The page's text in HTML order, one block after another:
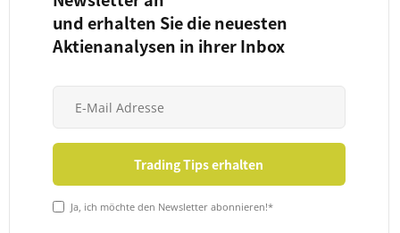
und erhalten Sie die neuesten
Aktienanalysen in ihrer Inbox
Ja, ich möchte den Newsletter abonnieren!*